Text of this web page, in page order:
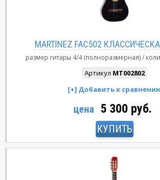
MARTINEZ FAC502
размер гитары 4/4 (полноразмерная)
Артикул MT002802
цена 5 300 руб.
КУПИТЬ